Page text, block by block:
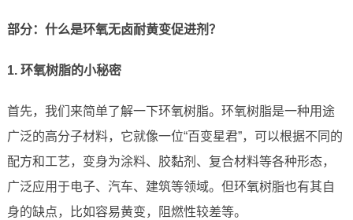
部分：什么是环氧无卤耐黄变促进剂？
1. 环氧树脂的小秘密
首先，我们来简单了解一下环氧树脂。环氧树脂是一种用途
广泛的高分子材料，它就像一位“百变星君”，可以根据不同的
配方和工艺，变身为涂料、胶黏剂、复合材料等各种形态，
广泛应用于电子、汽车、建筑等领域。但环氧树脂也有其自
身的缺点，比如容易黄变，阻燃性较差等。